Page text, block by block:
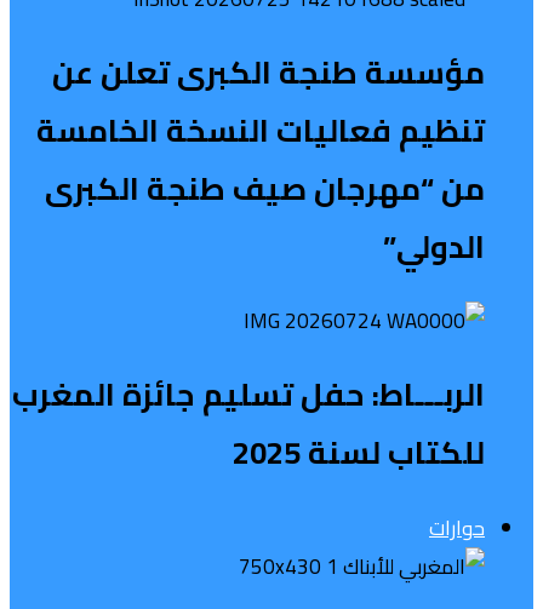
مؤسسة طنجة الكبرى تعلن عن
تنظيم فعاليات النسخة الخامسة
من “مهرجان صيف طنجة الكبرى
الدولي”
الربـــاط: حفل تسليم جائزة المغرب
للكتاب لسنة 2025
حوارات